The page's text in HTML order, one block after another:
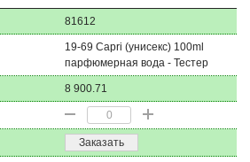
81612
19-69 Capri (унисекс) 100ml
парфюмерная вода - Тестер
8 900.71
Заказать